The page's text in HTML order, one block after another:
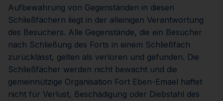
Aufbewahrung von Gegenständen in diesen
Schließfächern liegt in der alleinigen Verantwortung
des Besuchers. Alle Gegenstände, die ein Besucher
nach Schließung des Forts in einem Schließfach
zurücklässt, gelten als verloren und gefunden. Die
Schließfächer werden nicht bewacht und die
gemeinnützige Organisation Fort Eben-Emael haftet
nicht für Verlust, Beschädigung oder Diebstahl des